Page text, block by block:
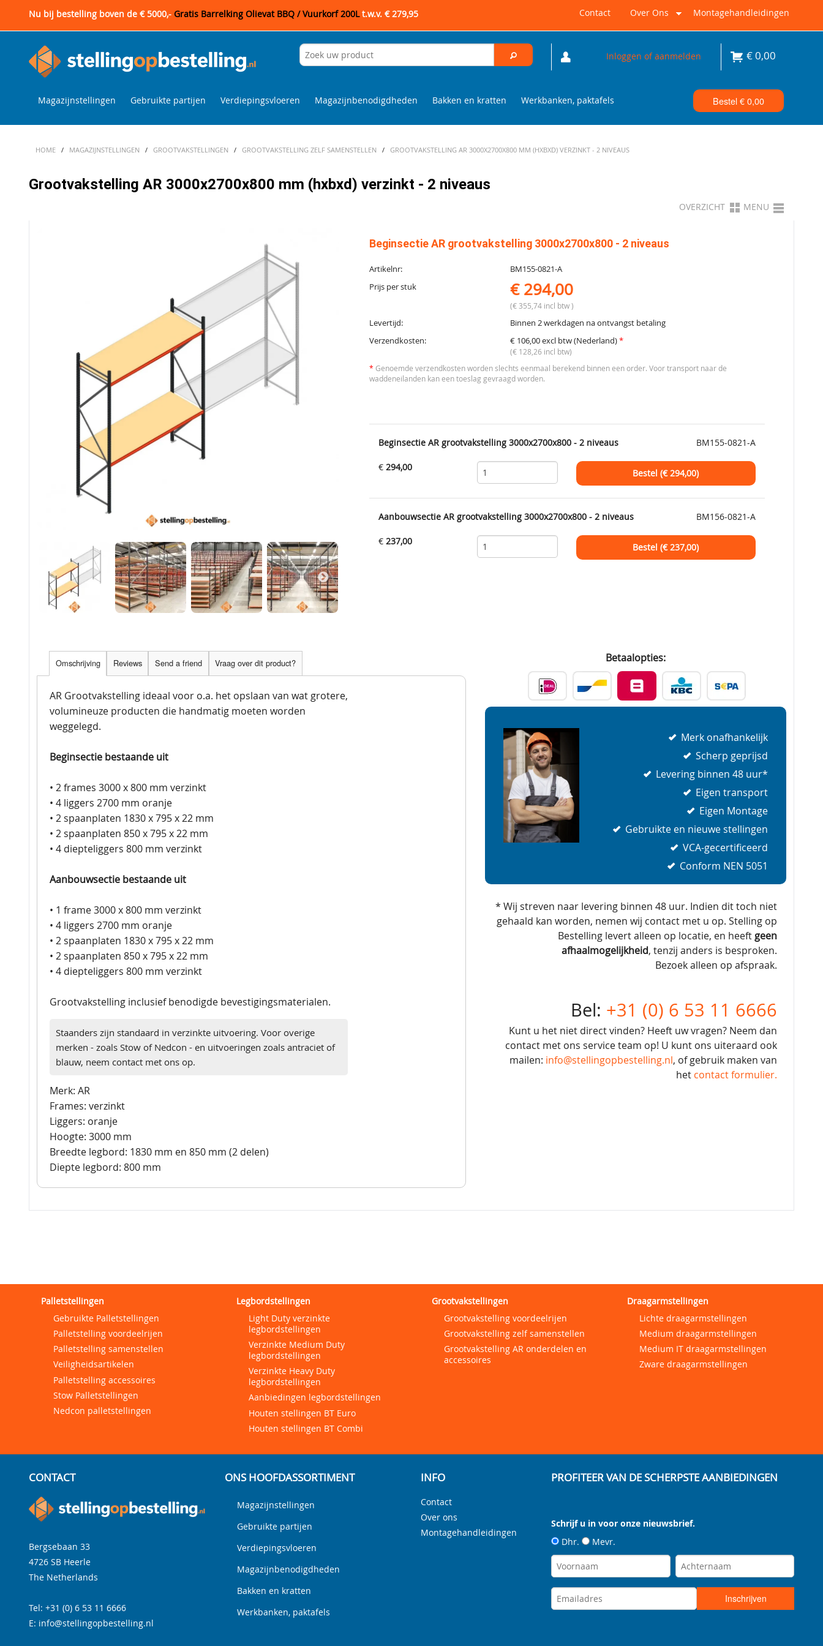
Nu bij bestelling boven de € 5000,- Gratis Barrelking Olievat BBQ / Vuurkorf 200Lt.w.v. € 279,95 Contact Over Ons Montagehandleidingen
Inloggen of aanmelden €0,00
Magazijnstellingen Gebruikte partijen Verdiepingsvloeren Magazijnbenodigdheden Bakken en kratten Werkbanken, paktafels Bestel €0,00
HOME / MAGAZIJNSTELLINGEN / GROOTVAKSTELLINGEN / GROOTVAKSTELLING ZELF SAMENSTELLEN / GROOTVAKSTELLING AR 3000X2700X800 MM (HXBXD) VERZINKT - 2 NIVEAUS
Grootvakstelling AR 3000x2700x800 mm (hxbxd) verzinkt - 2 niveaus
OVERZICHT MENU
Beginsectie AR grootvakstelling 3000x2700x800 - 2 niveaus
Artikelnr:
BM155-0821-A
Prijs per stuk
€ 294,00
(€ 355,74 incl btw )
Levertijd:
Binnen 2 werkdagen na ontvangst betaling
Verzendkosten:
€ 106,00 excl btw (Nederland)*
(€ 128,26 incl btw)
* Genoemde verzendkosten worden slechts eenmaal berekend binnen een order. Voor transport naar de
waddeneilanden kan een toeslag gevraagd worden.
Beginsectie AR grootvakstelling 3000x2700x800 - 2 niveaus BM155-0821-A
€ 294,00
Bestel (€294,00)
Aanbouwsectie AR grootvakstelling 3000x2700x800 - 2 niveaus BM156-0821-A
€ 237,00
Bestel (€237,00)
Betaalopties:
Merk onafhankelijk
Scherp geprijsd
Levering binnen 48 uur*
Eigen transport
Eigen Montage
Gebruikte en nieuwe stellingen
VCA-gecertificeerd
Conform NEN 5051
* Wij streven naar levering binnen 48 uur. Indien dit toch niet
gehaald kan worden, nemen wij contact met u op. Stelling op
Bestelling levert alleen op locatie, en heeft geen
afhaalmogelijkheid, tenzij anders is besproken.
Bezoek alleen op afspraak.
Bel: +31 (0) 6 53 11 6666
Kunt u het niet direct vinden? Heeft uw vragen? Neem dan
contact met ons service team op! U kunt ons uiteraard ook
mailen: info@stellingopbestelling.nl, of gebruik maken van
het contact formulier.
Omschrijving Reviews Send a friend Vraag over dit product?
AR Grootvakstelling ideaal voor o.a. het opslaan van wat grotere,
volumineuze producten die handmatig moeten worden
weggelegd.
Beginsectie bestaande uit
• 2 frames 3000 x 800 mm verzinkt
• 4 liggers 2700 mm oranje
• 2 spaanplaten 1830 x 795 x 22 mm
• 2 spaanplaten 850 x 795 x 22 mm
• 4 diepteliggers 800 mm verzinkt
Aanbouwsectie bestaande uit
• 1 frame 3000 x 800 mm verzinkt
• 4 liggers 2700 mm oranje
• 2 spaanplaten 1830 x 795 x 22 mm
• 2 spaanplaten 850 x 795 x 22 mm
• 4 diepteliggers 800 mm verzinkt
Grootvakstelling inclusief benodigde bevestigingsmaterialen.
Staanders zijn standaard in verzinkte uitvoering. Voor overige
merken - zoals Stow of Nedcon - en uitvoeringen zoals antraciet of
blauw, neem contact met ons op.
Merk: AR
Frames: verzinkt
Liggers: oranje
Hoogte: 3000 mm
Breedte legbord: 1830 mm en 850 mm (2 delen)
Diepte legbord: 800 mm
Palletstellingen
Gebruikte Palletstellingen
Palletstelling voordeelrijen
Palletstelling samenstellen
Veiligheidsartikelen
Palletstelling accessoires
Stow Palletstellingen
Nedcon palletstellingen
Legbordstellingen
Light Duty verzinkte
legbordstellingen
Verzinkte Medium Duty
legbordstellingen
Verzinkte Heavy Duty
legbordstellingen
Aanbiedingen legbordstellingen
Houten stellingen BT Euro
Houten stellingen BT Combi
Grootvakstellingen
Grootvakstelling voordeelrijen
Grootvakstelling zelf samenstellen
Grootvakstelling AR onderdelen en
accessoires
Draagarmstellingen
Lichte draagarmstellingen
Medium draagarmstellingen
Medium IT draagarmstellingen
Zware draagarmstellingen
CONTACT
Bergsebaan 33
4726 SB Heerle
The Netherlands
Tel: +31 (0) 6 53 11 6666
E: info@stellingopbestelling.nl
ONS HOOFDASSORTIMENT
Magazijnstellingen
Gebruikte partijen
Verdiepingsvloeren
Magazijnbenodigdheden
Bakken en kratten
Werkbanken, paktafels
INFO
Contact
Over ons
Montagehandleidingen
PROFITEER VAN DE SCHERPSTE AANBIEDINGEN
Schrijf u in voor onze nieuwsbrief.
Dhr.
Mevr.